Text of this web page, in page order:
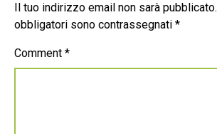
Il tuo indirizzo email non sarà pubblicato.
obbligatori sono contrassegnati *
Comment *